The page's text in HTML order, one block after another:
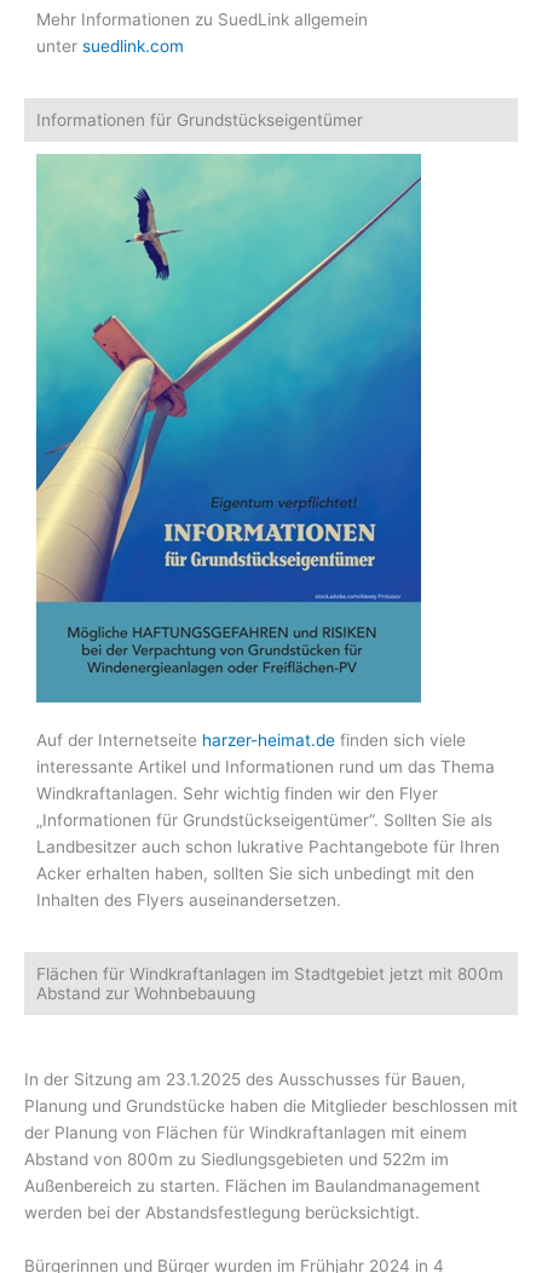
Mehr Informationen zu SuedLink allgemein
unter suedlink.com
Informationen für Grundstückseigentümer
Auf der Internetseite harzer-heimat.de finden sich viele
interessante Artikel und Informationen rund um das Thema
Windkraftanlagen. Sehr wichtig finden wir den Flyer
„Informationen für Grundstückseigentümer“. Sollten Sie als
Landbesitzer auch schon lukrative Pachtangebote für Ihren
Acker erhalten haben, sollten Sie sich unbedingt mit den
Inhalten des Flyers auseinandersetzen.
Flächen für Windkraftanlagen im Stadtgebiet jetzt mit 800m
Abstand zur Wohnbebauung
In der Sitzung am 23.1.2025 des Ausschusses für Bauen,
Planung und Grundstücke haben die Mitglieder beschlossen mit
der Planung von Flächen für Windkraftanlagen mit einem
Abstand von 800m zu Siedlungsgebieten und 522m im
Außenbereich zu starten. Flächen im Baulandmanagement
werden bei der Abstandsfestlegung berücksichtigt.
Bürgerinnen und Bürger wurden im Frühjahr 2024 in 4